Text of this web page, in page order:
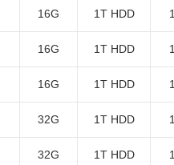
16G 1T HDD
16G 1T HDD
16G 1T HDD
32G 1T HDD
32G 1T HDD